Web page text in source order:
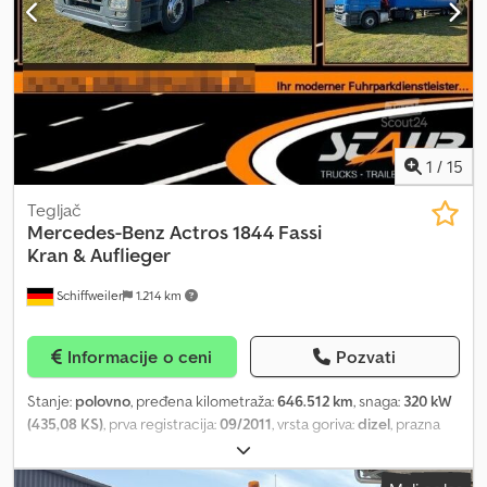
Klizni ili panoramski krov - Zaštita od sunca = Dodatne informacije
= Suspenzija: Vazdušna suspenzija Osovina 1: Dimenzija guma:
385/65 R22.5 Osovina 2: Dimenzija guma: 315/80 R22.5 Sopstvena
težina: 8.750 kg Nosivost: 9.250 kg Maksimalna dozvoljena masa:
18.000 kg Visina pete spojnice: 1.420 mm Broj ležajeva: 1
1 / 15
Schiffweiler 1.214 km
Tegljač
Mercedes-Benz Actros 1844 Fassi
Kran & Auflieger
Informacije o ceni Pozvati
Stanje: polovno, pređena kilometraža:646.512 km, snaga: 320 kW
(435,08 KS), prva registracija:09/2011, vrsta goriva:dizel, prazna
, maksimalna nosivost:
težina:18.000 kg, dimenzija gume:315/80R22,5, konfiguracija